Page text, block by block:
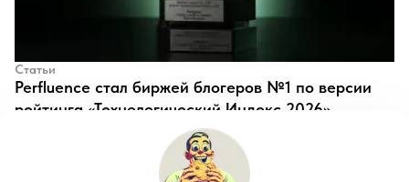
Статьи
Perfluence стал биржей блогеров №1 по версии
рейтинга «Технологический Индекс 2026»
Статьи автора Лиана Чернуцкая